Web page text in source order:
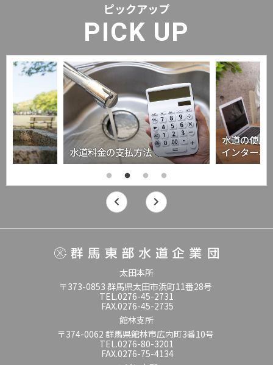
ピックアップ
PICK UP
水道料金の支払方法
水道の使用
インターネ
太田本所
〒373-0853 群馬県太田市浜町11番28号
TEL.0276-45-2731
FAX.0276-45-2735
館林支所
〒374-0062 群馬県館林市広内町3番10号
TEL.0276-80-3201
FAX.0276-75-4134